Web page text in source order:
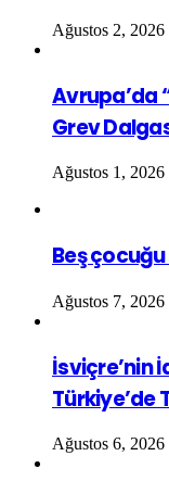
Ağustos 2, 2026
Avrupa’da
Grev
Ağustos 1, 2026
Beş
Ağustos 7, 2026
İsviçre’nin
Türkiye’de
Ağustos 6, 2026